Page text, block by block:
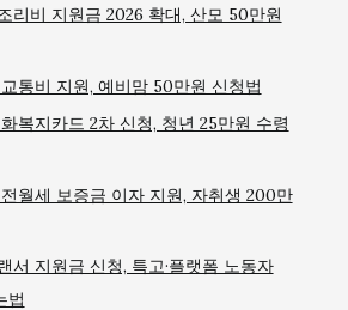
리비 지원금 2026 확대, 산모 50만원
통비 지원, 예비맘 50만원 신청법
복지카드 2차 신청, 청년 25만원 수령
월세 보증금 이자 지원, 자취생 200만
서 지원금 신청, 특고·플랫폼 노동자
법